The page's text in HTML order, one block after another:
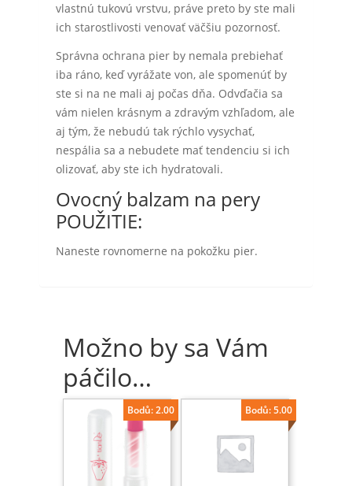
vlastnú tukovú vrstvu, práve preto by ste mali
ich starostlivosti venovať väčšiu pozornosť.
Správna ochrana pier by nemala prebiehať
iba ráno, keď vyrážate von, ale spomenúť by
ste si na ne mali aj počas dňa. Odvďačia sa
vám nielen krásnym a zdravým vzhľadom, ale
aj tým, že nebudú tak rýchlo vysychať,
nespália sa a nebudete mať tendenciu si ich
olizovať, aby ste ich hydratovali.
Ovocný balzam na pery
POUŽITIE:
Naneste rovnomerne na pokožku pier.
Možno by sa Vám
páčilo…
Bodů: 2.00 Bodů: 5.00